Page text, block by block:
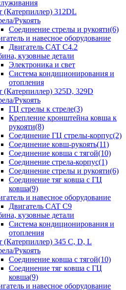
(Катерпиллер) 312DL
Рукоять
Соединение стрелы и рукояти(6)
и навесное оборудование
Двигатель CAT С4.2
кузовные детали
Электроника и свет
Система кондиционирования и
отопления
(Катерпиллер) 325D, 329D
Рукоять
ГЦ стрелы к стреле(3)
Крепление кронштейна ковша к
рукояти(8)
Соединение ГЦ стрелы-корпус(2)
Соединение ковш-рукоять(11)
Соединение ковша с тягой(10)
Соединение стрела-корпус(1)
Соединение стрелы и рукояти(6)
Соединение тяг ковша с ГЦ
ковша(9)
и навесное оборудование
Двигатель CAT C9
кузовные детали
Система кондиционирования и
отопления
(Катерпиллер) 345 C, D, L
Рукоять
Соединение ковша с тягой(10)
Соединение тяг ковша с ГЦ
ковша(9)
и навесное оборудование